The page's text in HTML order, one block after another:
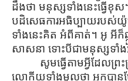
ដឹងថា មនុស្សទាំងនេះធ្វើ
បដិសេធការអធិប្បាយរបស់យ៉ូ
ទាំងនេះគិត អំពីគាត់។ អូ អី
សាសនា ទោះបីជាមនុស្សទាំ
សូមធ្វើតាមអ្វីដែលព្
លោកីយទាំងមូលថា អ្នកបានប